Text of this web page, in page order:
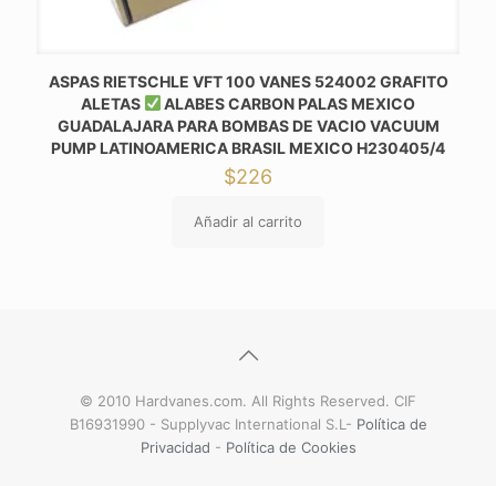
ASPAS RIETSCHLE VFT 100 VANES 524002 GRAFITO
ALETAS
ALABES CARBON PALAS MEXICO
GUADALAJARA PARA BOMBAS DE VACIO VACUUM
PUMP LATINOAMERICA BRASIL MEXICO H230405/4
$226
Añadir al carrito
© 2010 Hardvanes.com. All Rights Reserved. CIF
B16931990 - Supplyvac International S.L- Política de
Privacidad - Política de Cookies